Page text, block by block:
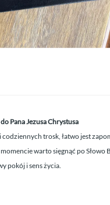
Pana Jezusa Chrystusa
codziennych trosk, łatwo jest
warto sięgnąć po Słowo
pokój i sens życia.